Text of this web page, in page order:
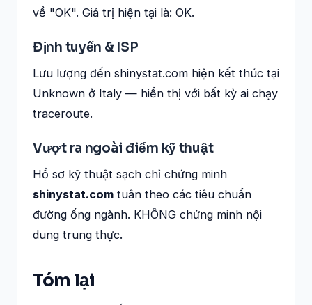
về "OK". Giá trị hiện tại là: OK.
Định tuyến & ISP
Lưu lượng đến shinystat.com hiện kết thúc tại
Unknown ở Italy — hiển thị với bất kỳ ai chạy
traceroute.
Vượt ra ngoài điểm kỹ thuật
Hồ sơ kỹ thuật sạch chỉ chứng minh
shinystat.com tuân theo các tiêu chuẩn
đường ống ngành. KHÔNG chứng minh nội
dung trung thực.
Tóm lại